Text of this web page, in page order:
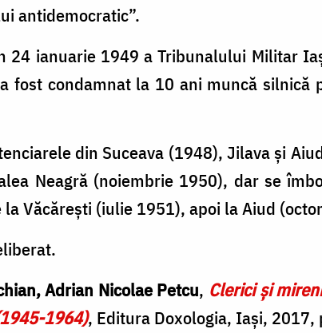
antidemocratic”.
24 ianuarie 1949 a Tribunalului Militar
fost condamnat la 10 ani muncă
din Suceava (1948), Jilava și
Neagră (noiembrie 1950), dar se
Văcărești (iulie 1951), apoi la Aiud
Adrian Nicolae Petcu, Clerici şi
1964), Editura Doxologia, Iași, 2017,